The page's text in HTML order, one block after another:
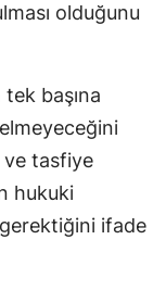
olduğunu
başına
ve tasfiye
hukuki
ifade